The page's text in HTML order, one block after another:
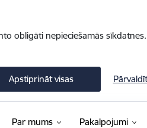
obligāti nepieciešamās
Apstiprināt visas
Par mums Pakalpojumi